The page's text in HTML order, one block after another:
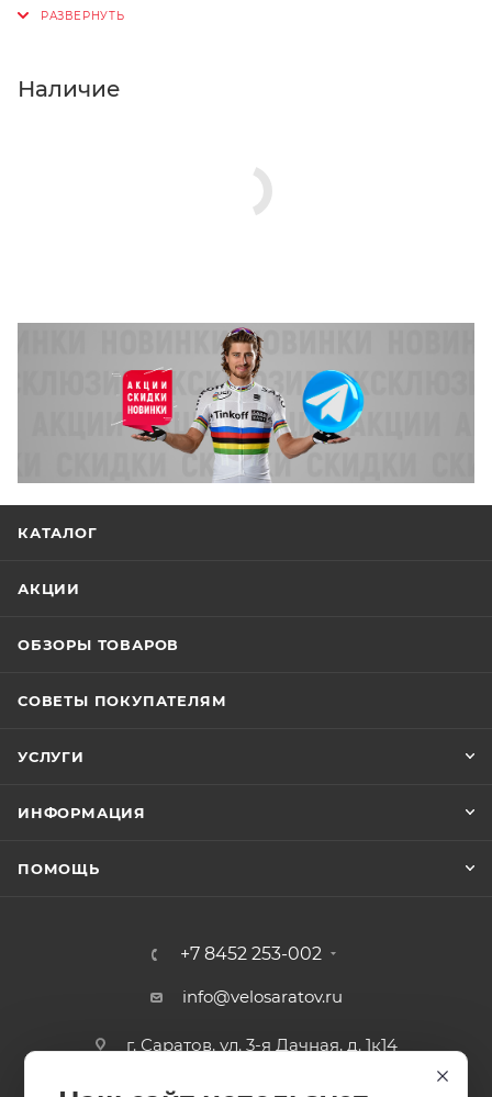
пристегивания одновременно до 2 велосипедов.
Нажмите кнопку «Оформить заказ».
Наличие
КАТАЛОГ
АКЦИИ
ОБЗОРЫ ТОВАРОВ
СОВЕТЫ ПОКУПАТЕЛЯМ
УСЛУГИ
ИНФОРМАЦИЯ
ПОМОЩЬ
+7 8452 253-002
info@velosaratov.ru
г. Саратов, ул. 3-я Дачная, д. 1к14